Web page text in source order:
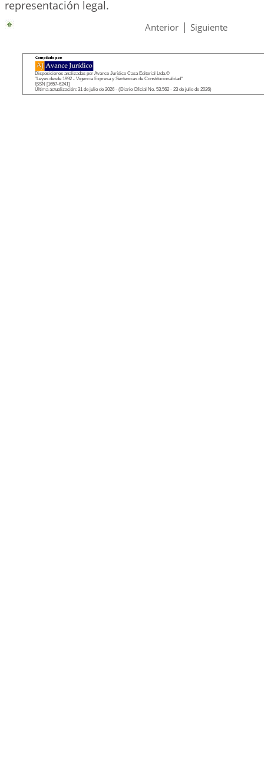
representación legal.
Anterior | Siguiente
Disposiciones analizadas por Avance Jurídico Casa Editorial Ltda.©
"Leyes desde 1992 - Vigencia Expresa y Sentencias de Constitucionalidad"
ISSN [1657-6241]
Última actualización: 31 de julio de 2026 - (Diario Oficial No. 53.562 - 23 de julio de 2026)